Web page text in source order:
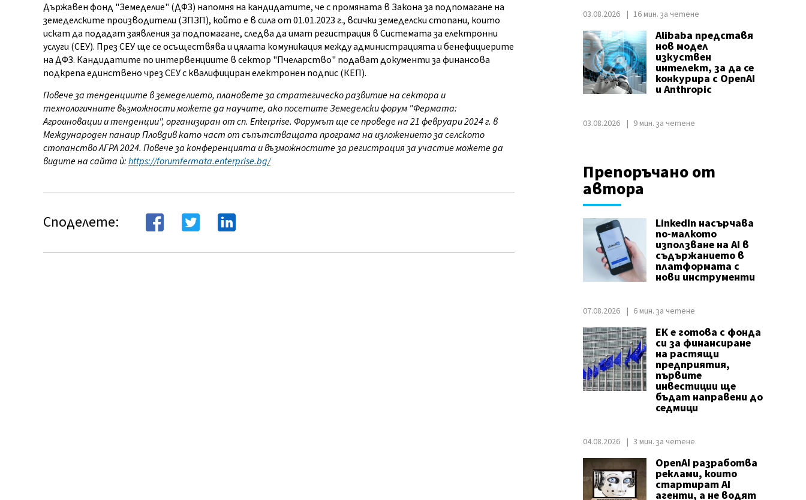
Държавен фонд "Земеделие" (ДФЗ) напомня на кандидатите, че с промяната в Закона за подпомагане на
земеделските производители (ЗПЗП), който е в сила от 01.01.2023 г., всички земеделски стопани, които
искат да подадат заявления за подпомагане, следва да имат регистрация в Системата за електронни
услуги (СЕУ). През СЕУ ще се осъществява и цялата комуникация между администрацията и бенефициерите
на ДФЗ. Кандидатите по интервенциите в сектор "Пчеларство" подават документи за финансова
подкрепа единствено чрез СЕУ с квалифициран електронен подпис (КЕП).
Повече за тенденциите в земеделието, плановете за стратегическо развитие на сектора и
технологичните възможности можете да научите, ако посетите Земеделски форум "Фермата:
Агроиновации и тенденции", организиран от сп. Enterprise. Форумът ще се проведе на 21 февруари 2024 г. в
Международен панаир Пловдив като част от съпътстващата програма на изложението за селското
стопанство АГРА 2024. Повече за конференцията и възможностите за регистрация за участие можете да
видите на сайта ѝ:https://forumfermata.enterprise.bg/
Споделете:
03.08.2026 16 мин. за четене
Alibaba представя
нов модел
изкуствен
интелект, за да се
конкурира с OpenAI
и Anthropic
03.08.2026 9 мин. за четене
Препоръчано от
автора
LinkedIn насърчава
по-малкото
използване на AI в
съдържанието в
платформата с
нови инструменти
07.08.2026 6 мин. за четене
ЕК е готова с фонда
си за финансиране
на растящи
предприятия,
първите
инвестиции ще
бъдат направени до
седмици
04.08.2026 3 мин. за четене
OpenAI разработва
реклами, които
стартират AI
агенти, а не водят